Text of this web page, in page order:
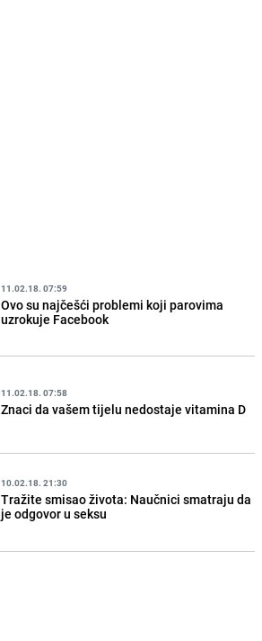
11.02.18. 07:59
Ovo su najčešći problemi koji parovima
uzrokuje Facebook
11.02.18. 07:58
Znaci da vašem tijelu nedostaje vitamina D
10.02.18. 21:30
Tražite smisao života: Naučnici smatraju da
je odgovor u seksu